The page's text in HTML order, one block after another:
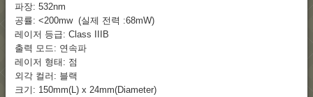
파장: 532nm
공률: <200mw (실제 전력 :68mW)
레이저 등급: Class IIIB
출력 모드: 연속파
레이저 형태: 점
외각 컬러: 블랙
크기: 150mm(L) x 24mm(Diameter)